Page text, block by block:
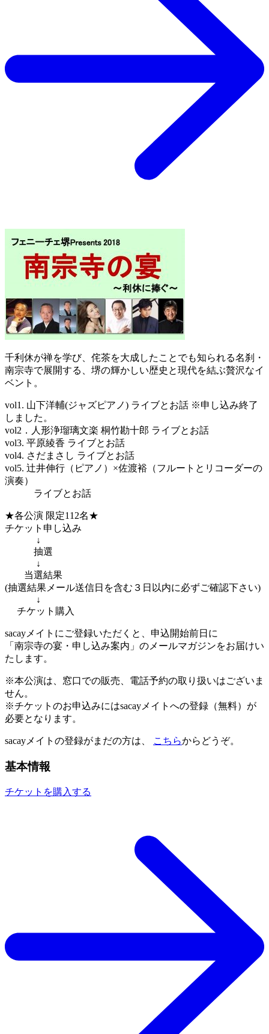
千利休が禅を学び、侘茶を大成したことでも知られる名刹・
南宗寺で展開する、堺の輝かしい歴史と現代を結ぶ贅沢なイ
ベント。
vol1. 山下洋輔(ジャズピアノ) ライブとお話 ※申し込み終了
しました。
vol2．人形浄瑠璃文楽 桐竹勘十郎 ライブとお話
vol3. 平原綾香 ライブとお話
vol4. さだまさし ライブとお話
vol5. 辻井伸行（ピアノ）×佐渡裕（フルートとリコーダーの
演奏）
ライブとお話
★各公演 限定112名★
チケット申し込み
↓
抽選
↓
当選結果
(抽選結果メール送信日を含む３日以内に必ずご確認下さい)
↓
チケット購入
sacayメイトにご登録いただくと、申込開始前日に
「南宗寺の宴・申し込み案内」のメールマガジンをお届けい
たします。
※本公演は、窓口での販売、電話予約の取り扱いはございま
せん。
※チケットのお申込みにはsacayメイトへの登録（無料）が
必要となります。
sacayメイトの登録がまだの方は、 こちらからどうぞ。
基本情報
チケットを購入する